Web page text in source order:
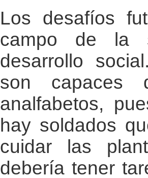
Los desafíos
campo de la
desarrollo
son capaces
analfabetos,
hay soldados
cuidar las
debería tener